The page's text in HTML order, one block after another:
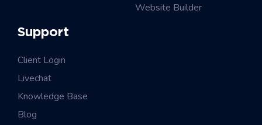
Website Builder
Support
Client Login
Livechat
Knowledge Base
Blog